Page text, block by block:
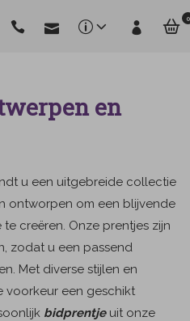
0
en
u een uitgebreide collectie
ontworpen om een blijvende
creëren. Onze prentjes zijn
zodat u een passend
Met diverse stijlen en
voorkeur een geschikt
bidprentjeuit onze